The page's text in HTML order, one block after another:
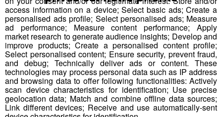
Partager sur Facebook
Partager sur Twitter
access information on a device; Select basic ads; Create a
personalised ads profile; Select personalised ads; Measure
ad performance; Measure content performance; Apply
market research to generate audience insights; Develop and
improve products; Create a personalised content profile;
Select personalised content; Ensure security, prevent fraud,
and debug; Technically deliver ads or content. These
technologies may process personal data such as IP address
and browsing data to offer following functionalities: Actively
scan device characteristics for identification; Use precise
geolocation data; Match and combine offline data sources;
Link different devices; Receive and use automatically-sent